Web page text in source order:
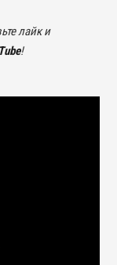
лайк и
!